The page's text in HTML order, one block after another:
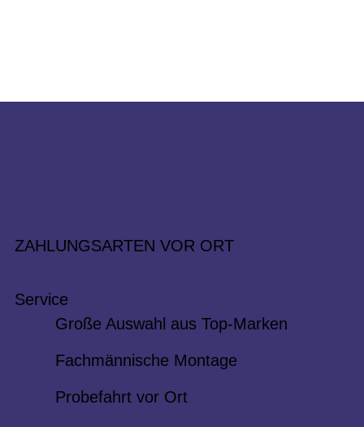
ZAHLUNGSARTEN VOR ORT
Service
Große Auswahl aus Top-Marken
Fachmännische Montage
Probefahrt vor Ort